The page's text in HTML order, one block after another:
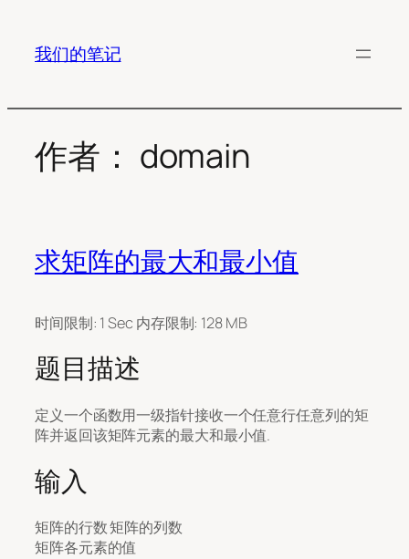
我们的笔记
作者： domain
求矩阵的最大和最小值
时间限制: 1 Sec 内存限制: 128 MB
题目描述
定义一个函数用一级指针接收一个任意行任意列的矩
阵并返回该矩阵元素的最大和最小值.
输入
矩阵的行数 矩阵的列数
矩阵各元素的值